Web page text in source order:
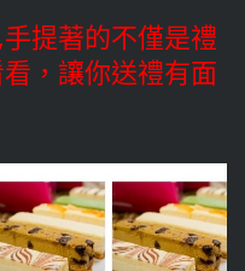
提著的不僅是禮
，讓你送禮有面